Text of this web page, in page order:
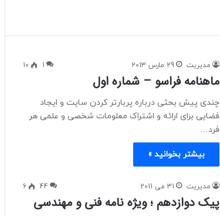
مدیریت 29 مارس 2013 1
10
ماهنامه فراسو – شماره اول
چندی پیش بحثى درباره پربارتر کردن سایت و ایجاد
فضایی برای ارائه و اشتراک معلومات شخصی و علمی هر
فرد…
بیشتر بخوانید »
مدیریت 31 می 2011 44
6
پیک دوازدهم ؛ ویژه نامه فنی و مهندسی